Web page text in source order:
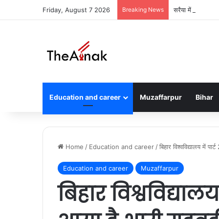
Friday, August 7 2026 Breaking News सरैया में दो घरों में
Education and career Muzaffarpur Bihar
Home / Education and career /बिहार विश्वविद्यालय में
Education and career Muzaffarpur
बिहार